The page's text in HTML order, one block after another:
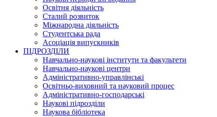
Освітня діяльність
Сталий розвиток
Міжнародна діяльність
Студентська рада
Асоціація випускників
ПІДРОЗДІЛИ
Навчально-наукові інститути та факультети
Навчально-наукові центри
Адміністративно-управлінські
Освітньо-виховний та науковий процес
Адміністративно-господарські
Наукові підрозділи
Наукова бібліотека